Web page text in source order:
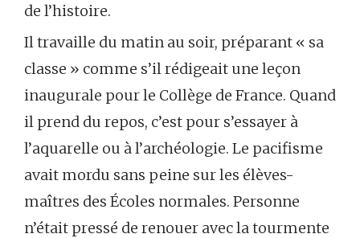
de l’histoire.
Il travaille du matin au soir, préparant « sa
classe » comme s’il rédigeait une leçon
inaugurale pour le Collège de France. Quand
il prend du repos, c’est pour s’essayer à
l’aquarelle ou à l’archéologie. Le pacifisme
avait mordu sans peine sur les élèves-
maîtres des Écoles normales. Personne
n’était pressé de renouer avec la tourmente